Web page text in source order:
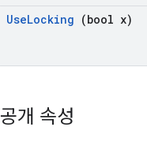
UseLocking (bool x)
공개 속성